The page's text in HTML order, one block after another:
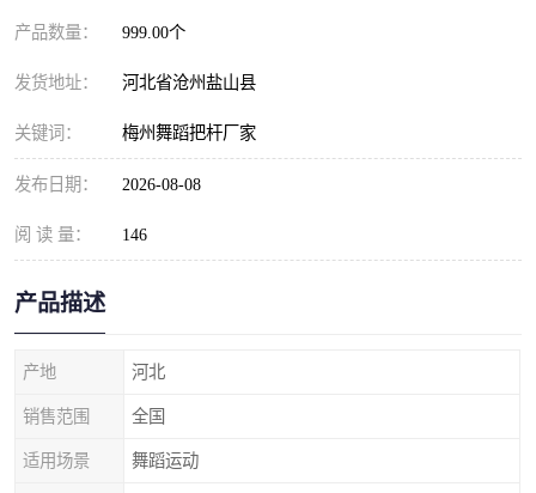
产品数量： 999.00个
发货地址： 河北省沧州盐山县
关键词： 梅州舞蹈把杆厂家
发布日期： 2026-08-08
阅 读 量： 146
产品描述
产地 河北
销售范围 全国
适用场景 舞蹈运动